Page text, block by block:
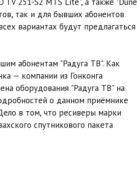
так и для бывших абонентов
вариантах будут предлагаться
абонентам "Радуга ТВ". Как
— компании из Гонконга
оборудования "Радуга ТВ" на
о данном приёмнике
в том, что ресиверы марки
спутникового пакета